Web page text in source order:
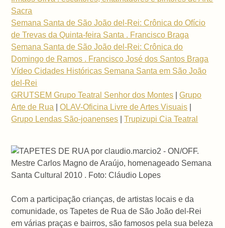
Sacra
Semana Santa de São João del-Rei: Crônica do Ofício
de Trevas da Quinta-feira Santa . Francisco Braga
Semana Santa de São João del-Rei: Crônica do
Domingo de Ramos . Francisco José dos Santos Braga
Vídeo Cidades Históricas Semana Santa em São João
del-Rei
GRUTSEM Grupo Teatral Senhor dos Montes |Grupo
Arte de Rua |OLAV-Oficina Livre de Artes Visuais
Grupo Lendas São-joanenses |Trupizupi Cia Teatral
Mestre Carlos Magno de Araújo, homenageado Semana
Santa Cultural 2010 . Foto: Cláudio Lopes
Com a participação crianças, de artistas locais e da
comunidade, os Tapetes de Rua de São João del-Rei
em várias praças e bairros, são famosos pela sua beleza